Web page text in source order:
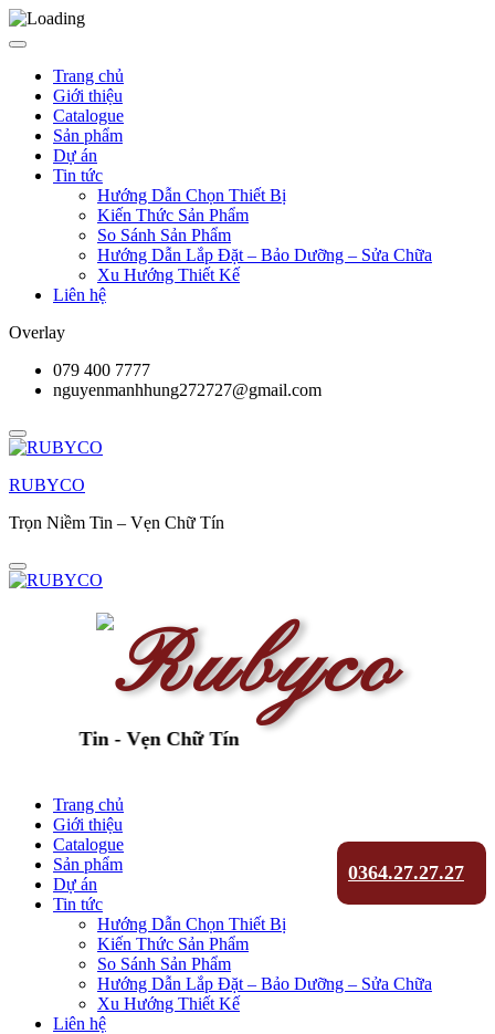
Trang chủ
Giới thiệu
Catalogue
Sản phẩm
Dự án
Tin tức
Hướng Dẫn Chọn Thiết Bị
Kiến Thức Sản Phẩm
So Sánh Sản Phẩm
Hướng Dẫn Lắp Đặt – Bảo Dưỡng – Sửa Chữa
Xu Hướng Thiết Kế
Liên hệ
Overlay
079 400 7777
nguyenmanhhung272727@gmail.com
RUBYCO
Trọn Niềm Tin – Vẹn Chữ Tín
Tin - Vẹn Chữ Tín
0364.27.27.27
Trang chủ
Giới thiệu
Catalogue
Sản phẩm
Dự án
Tin tức
Hướng Dẫn Chọn Thiết Bị
Kiến Thức Sản Phẩm
So Sánh Sản Phẩm
Hướng Dẫn Lắp Đặt – Bảo Dưỡng – Sửa Chữa
Xu Hướng Thiết Kế
Liên hệ